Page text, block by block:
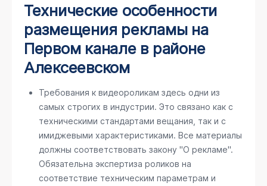
Технические особенности
размещения рекламы на
Первом канале в районе
Алексеевском
Требования к видеороликам здесь одни из
самых строгих в индустрии. Это связано как с
техническими стандартами вещания, так и с
имиджевыми характеристиками. Все материалы
должны соответствовать закону "О рекламе".
Обязательна экспертиза роликов на
соответствие техническим параметрам и